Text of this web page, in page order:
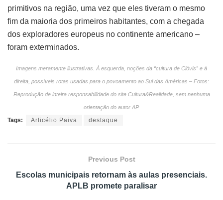
primitivos na região, uma vez que eles tiveram o mesmo
fim da maioria dos primeiros habitantes, com a chegada
dos exploradores europeus no continente americano –
foram exterminados.
Imagens meramente ilustrativas. À esquerda, noções da “cultura de Clóvis” e à
direita, possíveis rotas usadas para o povoamento ao Sul das Américas – Fotos:
Reprodução de inteira responsabilidade do site Cultura&Realidade, sem nenhuma
orientação do autor AP.
Tags: Arlicélio Paiva destaque
Previous Post
Escolas municipais retornam às aulas presenciais.
APLB promete paralisar